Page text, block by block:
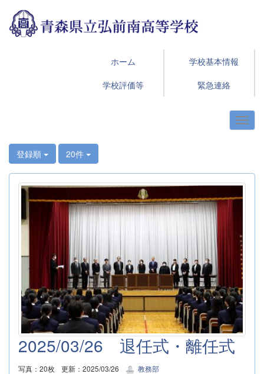
ホーム
学校基本情報
学校評価等
緊急連絡
登録順 20件
2025/03/26 退任式・離任式
写真：20枚 更新：2025/03/26 教務部